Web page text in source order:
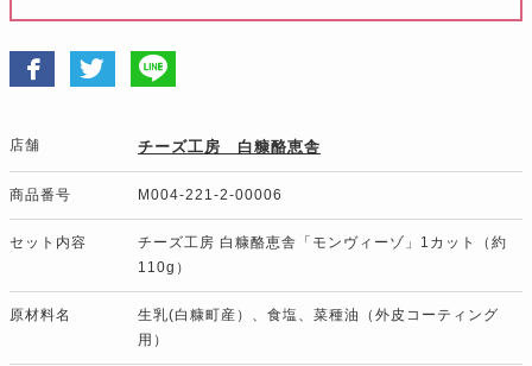
店舗 チーズ工房 白糠酪恵舎
商品番号 M004-221-2-00006
セット内容
チーズ工房 白糠酪恵舎「モンヴィーゾ」1カット（約
110g）
原材料名
生乳(白糠町産）、食塩、菜種油（外皮コーティング
用）